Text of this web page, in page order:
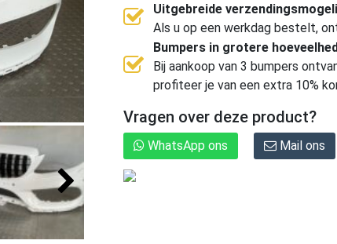
Uitgebreide
Als u op een werkdag bestelt,
Bumpers in grotere
Bij aankoop van 3 bumpers
profiteer je van een extra 10%
Vragen over deze product?
WhatsApp ons Mail ons